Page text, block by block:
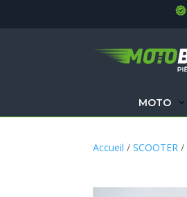
MOTO
Accueil /SCOOTER /